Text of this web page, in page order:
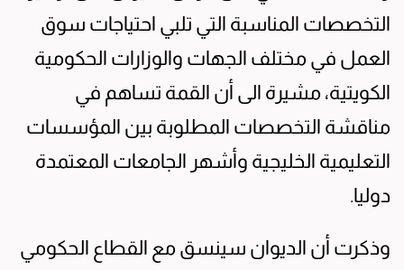
التخصصات المناسبة التي تلبي احتياجات سوق
العمل في مختلف الجهات والوزارات الحكومية
الكويتية، مشيرة الى أن القمة تساهم في
مناقشة التخصصات المطلوبة بين المؤسسات
التعليمية الخليجية وأشهر الجامعات المعتمدة
دوليا.
وذكرت أن الديوان سينسق مع القطاع الحكومي